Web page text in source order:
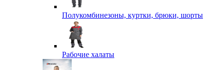
Полукомбинезоны, куртки, брюки, шорты
Рабочие халаты